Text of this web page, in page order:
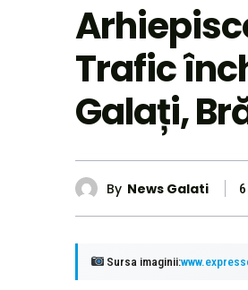
Trafic
Galați,
By News Galati
Sursa imaginii: